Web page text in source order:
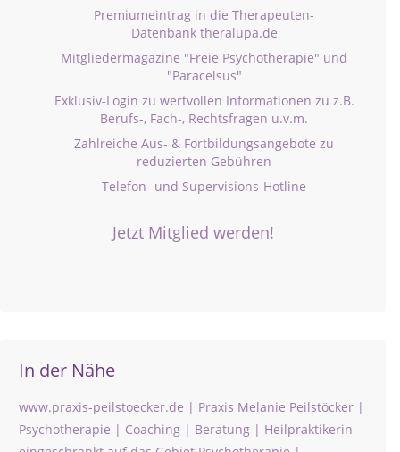
Premiumeintrag in die Therapeuten-
Datenbank theralupa.de
Mitgliedermagazine "Freie Psychotherapie" und
"Paracelsus"
Exklusiv-Login zu wertvollen Informationen zu z.B.
Berufs-, Fach-, Rechtsfragen u.v.m.
Zahlreiche Aus- & Fortbildungsangebote zu
reduzierten Gebühren
Telefon- und Supervisions-Hotline
Jetzt Mitglied werden!
In der Nähe
www.praxis-peilstoecker.de | Praxis Melanie Peilstöcker |
Psychotherapie | Coaching | Beratung | Heilpraktikerin